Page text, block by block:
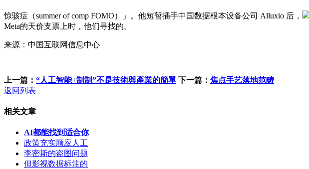
惊骇症（summer of comp FOMO）」。他短暂插手中国数据根本设备公司 Alluxio 后，
Meta的天价支票上时，他们寻找的。
来源：中国互联网信息中心
上一篇： “人工智能+制制”不是技術與產業的簡單 下一篇： 焦点手艺落地范畴
返回列表
相关文章
AI都能找到适合你
政策充实顺应人工
李密斯的盗图问题
但影视数据标注的